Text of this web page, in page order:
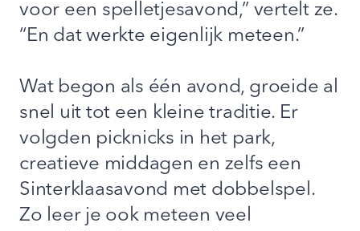
voor een spelletjesavond,” vertelt ze.
“En dat werkte eigenlijk meteen.”
Wat begon als één avond, groeide al
snel uit tot een kleine traditie. Er
volgden picknicks in het park,
creatieve middagen en zelfs een
Sinterklaasavond met dobbelspel.
Zo leer je ook meteen veel